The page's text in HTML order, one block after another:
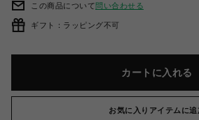
この商品について問い合わせる
ギフト：ラッピング不可
カートに入れる
お気に入りアイテムに追